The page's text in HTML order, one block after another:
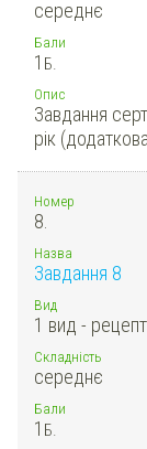
середнє
Бали
1 Б.
Опис
Завдання
рік
Номер
8.
Назва
Завдання 8
Вид
1 вид -
Складність
середнє
Бали
1 Б.